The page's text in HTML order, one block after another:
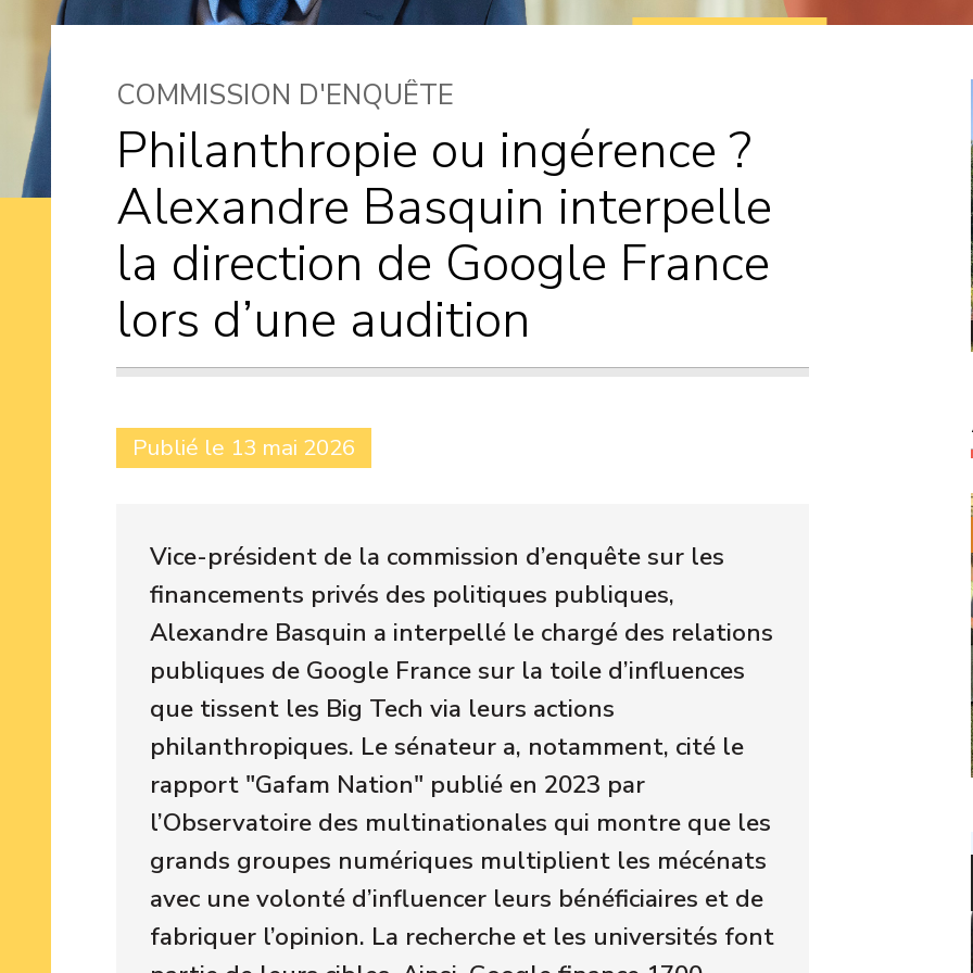
COMMISSION D'ENQUÊTE
Philanthropie ou ingérence ?
Alexandre Basquin interpelle
la direction de Google France
lors d’une audition
Publié le 13 mai 2026
Vice-président de la commission d’enquête sur les
financements privés des politiques publiques,
Alexandre Basquin a interpellé le chargé des relations
publiques de Google France sur la toile d’influences
que tissent les Big Tech via leurs actions
philanthropiques. Le sénateur a, notamment, cité le
rapport "Gafam Nation" publié en 2023 par
l’Observatoire des multinationales qui montre que les
grands groupes numériques multiplient les mécénats
avec une volonté d’influencer leurs bénéficiaires et de
fabriquer l’opinion. La recherche et les universités font